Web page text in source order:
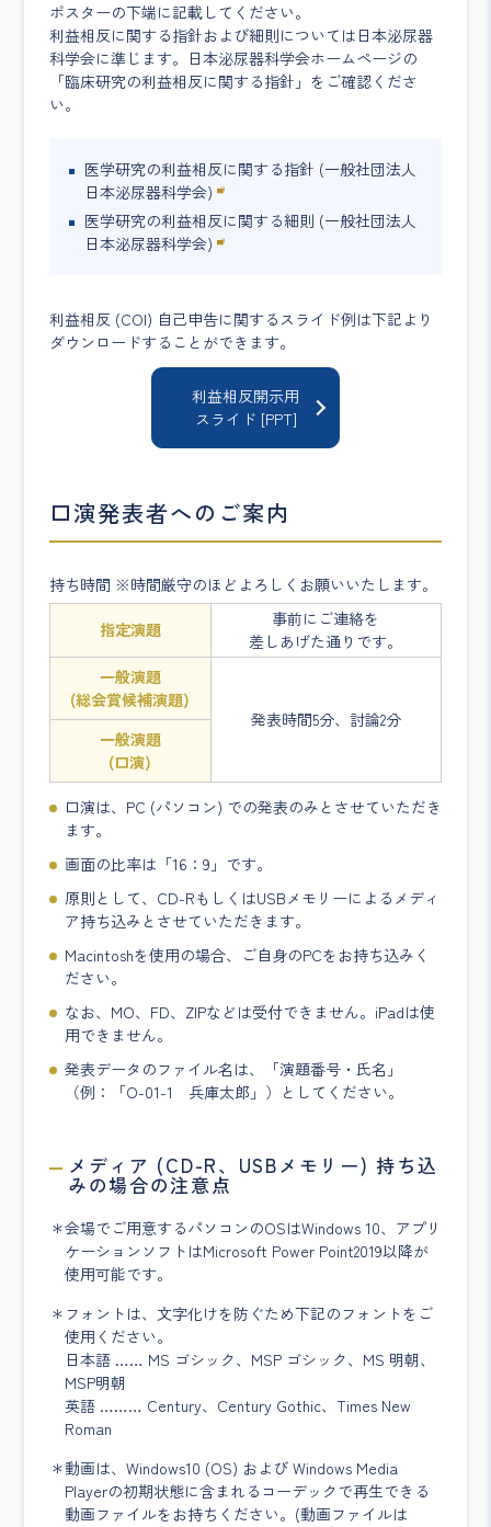
ポスターの下端に記載してください。
利益相反に関する指針および細則については日本泌尿器
科学会に準じます。日本泌尿器科学会ホームページの
「臨床研究の利益相反に関する指針」をご確認くださ
い。
医学研究の利益相反に関する指針 (一般社団法人
日本泌尿器科学会)
医学研究の利益相反に関する細則 (一般社団法人
日本泌尿器科学会)
利益相反 (COI) 自己申告に関するスライド例は下記より
ダウンロードすることができます。
利益相反開示用
スライド [PPT]
口演発表者へのご案内
持ち時間 ※時間厳守のほどよろしくお願いいたします。
指定演題
事前にご連絡を
差しあげた通りです。
一般演題
(総会賞候補演題)
発表時間5分、討論2分
一般演題
(口演)
口演は、PC (パソコン) での発表のみとさせていただき
ます。
画面の比率は「16：9」です。
原則として、CD-RもしくはUSBメモリーによるメディ
ア持ち込みとさせていただきます。
Macintoshを使用の場合、ご自身のPCをお持ち込みく
ださい。
なお、MO、FD、ZIPなどは受付できません。iPadは使
用できません。
発表データのファイル名は、「演題番号・氏名」
（例：「O-01-1 兵庫太郎」）としてください。
メディア (CD-R、USBメモリー) 持ち込
みの場合の注意点
会場でご用意するパソコンのOSはWindows 10、アプリ
ケーションソフトはMicrosoft Power Point2019以降が
使用可能です。
フォントは、文字化けを防ぐため下記のフォントをご
使用ください。
日本語 …… MS ゴシック、MSP ゴシック、MS 明朝、
MSP明朝
英語 ……… Century、Century Gothic、Times New
Roman
動画は、Windows10 (OS) および Windows Media
Playerの初期状態に含まれるコーデックで再生できる
動画ファイルをお持ちください。(動画ファイルは